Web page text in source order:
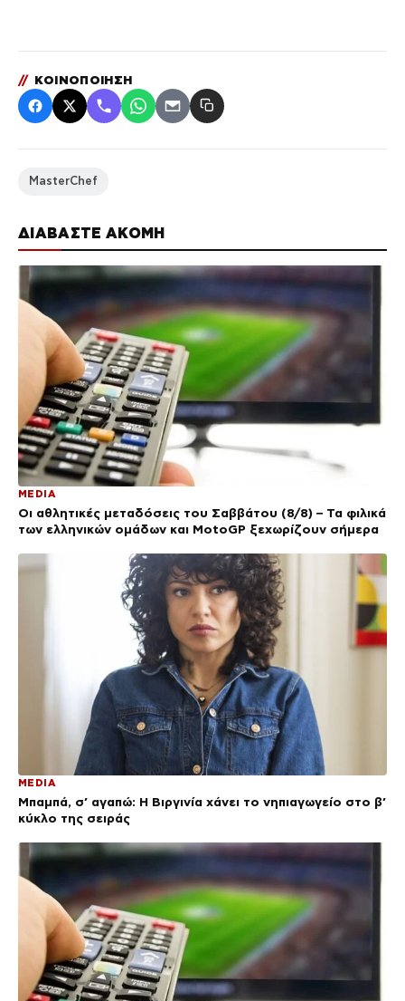
ΔΙΑΒΑΣΤΕ ΑΚΟΜΗ
MEDIA
Οι αθλητικές μεταδόσεις του Σαββάτου (8/8) – Τα φιλικά
των ελληνικών ομάδων και MotoGP ξεχωρίζουν σήμερα
MEDIA
Μπαμπά, σ’ αγαπώ: Η Βιργινία χάνει το νηπιαγωγείο στο β’
κύκλο της σειράς
// ΚΟΙΝΟΠΟΙΗΣΗ
MasterChef